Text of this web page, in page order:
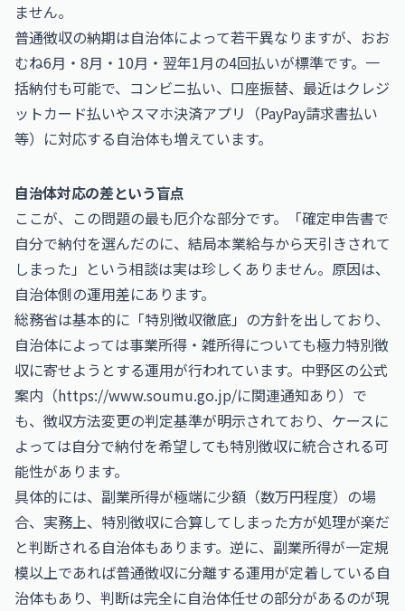
ません。
普通徴収の納期は自治体によって若干異なりますが、おお
むね6月・8月・10月・翌年1月の4回払いが標準です。一
括納付も可能で、コンビニ払い、口座振替、最近はクレジ
ットカード払いやスマホ決済アプリ（PayPay請求書払い
等）に対応する自治体も増えています。
自治体対応の差という盲点
ここが、この問題の最も厄介な部分です。「確定申告書で
自分で納付を選んだのに、結局本業給与から天引きされて
しまった」という相談は実は珍しくありません。原因は、
自治体側の運用差にあります。
総務省は基本的に「特別徴収徹底」の方針を出しており、
自治体によっては事業所得・雑所得についても極力特別徴
収に寄せようとする運用が行われています。中野区の公式
案内（https://www.soumu.go.jp/に関連通知あり）で
も、徴収方法変更の判定基準が明示されており、ケースに
よっては自分で納付を希望しても特別徴収に統合される可
能性があります。
具体的には、副業所得が極端に少額（数万円程度）の場
合、実務上、特別徴収に合算してしまった方が処理が楽だ
と判断される自治体もあります。逆に、副業所得が一定規
模以上であれば普通徴収に分離する運用が定着している自
治体もあり、判断は完全に自治体任せの部分があるのが現